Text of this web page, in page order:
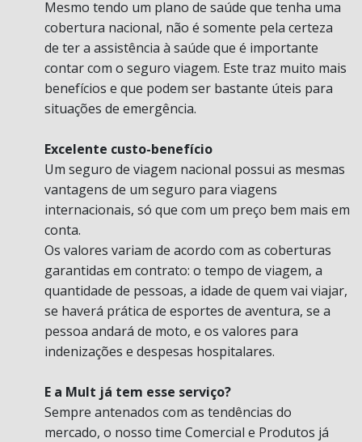
Mesmo tendo um plano de saúde que tenha uma
cobertura nacional, não é somente pela certeza
de ter a assistência à saúde que é importante
contar com o seguro viagem. Este traz muito mais
benefícios e que podem ser bastante úteis para
situações de emergência.
Excelente custo-benefício
Um seguro de viagem nacional possui as mesmas
vantagens de um seguro para viagens
internacionais, só que com um preço bem mais em
conta.
Os valores variam de acordo com as coberturas
garantidas em contrato: o tempo de viagem, a
quantidade de pessoas, a idade de quem vai viajar,
se haverá prática de esportes de aventura, se a
pessoa andará de moto, e os valores para
indenizações e despesas hospitalares.
E a Mult já tem esse serviço?
Sempre antenados com as tendências do
mercado, o nosso time Comercial e Produtos já